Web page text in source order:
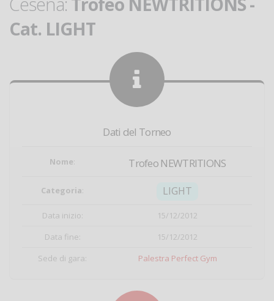
Cat. LIGHT
Dati del Torneo
Nome: Trofeo NEWTRITIONS
Categoria: LIGHT
Data inizio:
15/12/2012
Data fine:
15/12/2012
Sede di gara:
Palestra Perfect Gym